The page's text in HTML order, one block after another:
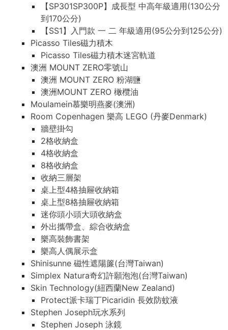
【SP301SP300P】成長型 中高年級適用(130公分
到170公分)
【SS1】入門款 一 二 年級適用(95公分到125公分)
Picasso Tiles磁力積木
Picasso Tiles磁力積木迷宮軌道
澳洲 MOUNT ZERO零號山
澳洲 MOUNT ZERO 粉湖鹽
澳洲MOUNT ZERO 橄欖油
Moulamein慕樂明燕麥(澳洲)
Room Copenhagen 樂高 LEGO (丹麥Denmark)
牆壁掛勾
2格收納盒
4格收納盒
8格收納盒
收納三層架
桌上型4格抽屜收納箱
桌上型8格抽屜收納箱
迷你頭小頭大頭收納盒
外出攜帶盒、綜合收納盒
樂高裝飾書架
樂高人偶展示盒
Shinisunne 磁性遮陽簾(台灣Taiwan)
Simplex Natura奇幻許願泡泡(台灣Taiwan)
Skin Technology(紐西蘭New Zealand)
Protect派卡瑞丁Picaridin 長效防蚊液
Stephen Joseph玩水系列
Stephen Joseph 泳鏡